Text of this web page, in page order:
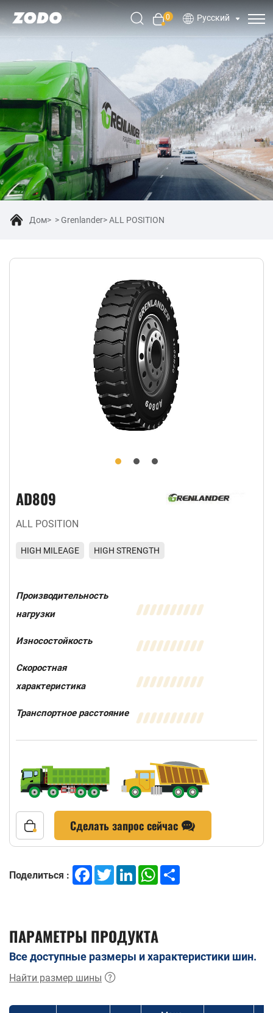
0 Русский
Дом Grenlander ALL POSITION
AD809
ALL POSITION
HIGH MILEAGE HIGH STRENGTH
Производительность
нагрузки
Износостойкость
Скоростная
характеристика
Транспортное расстояние
Сделать запрос сейчас
Поделиться : FacebookTwitterLinkedInWhatsApp
ПАРАМЕТРЫ ПРОДУКТА
Все доступные размеры и характеристики шин.
Найти размер шины